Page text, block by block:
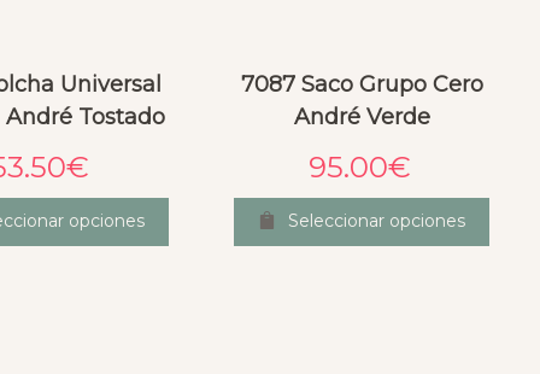
Universal
André Tostado
€
opciones
7087 Saco Grupo Cero
André Verde
95.00€
Seleccionar opciones